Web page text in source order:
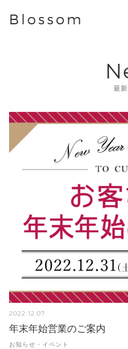
最
2022.12.07
年末年始営業のご案内
お知らせ・イベント